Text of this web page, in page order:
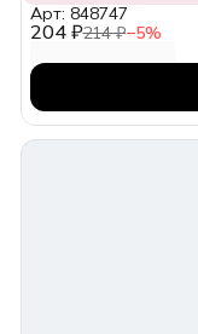
204 ₽214 ₽−5%
Арт: 848747